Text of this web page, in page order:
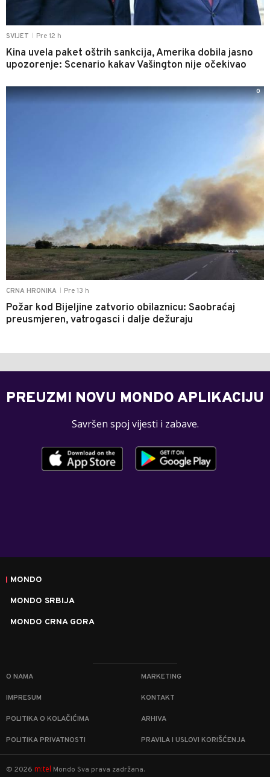
SVIJET Pre 12 h
Kina uvela paket oštrih sankcija, Amerika dobila jasno
upozorenje: Scenario kakav Vašington nije očekivao
CRNA HRONIKA Pre 13 h
Požar kod Bijeljine zatvorio obilaznicu: Saobraćaj
preusmjeren, vatrogasci i dalje dežuraju
0
PREUZMI NOVU MONDO APLIKACIJU
Savršen spoj vijesti i zabave.
MONDO
MONDO SRBIJA
MONDO CRNA GORA
O NAMA MARKETING
IMPRESUM KONTAKT
POLITIKA O KOLAČIĆIMA ARHIVA
POLITIKA PRIVATNOSTI PRAVILA I USLOVI KORIŠĆENJA
© 2026 m:tel Mondo Sva prava zadržana.